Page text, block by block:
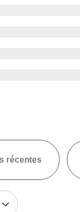
récentes